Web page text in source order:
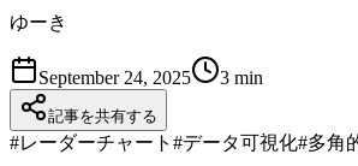
ゆーき
September 24, 2025 3 min
記事を共有する
#レーダーチャート #データ可視化#多角